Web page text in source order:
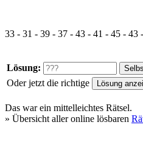
33 - 31 - 39 - 37 - 43 - 41 - 45 - 43
Lösung:
Oder jetzt die richtige
Das war ein mittelleichtes Rätsel.
» Übersicht aller online lösbaren